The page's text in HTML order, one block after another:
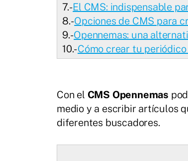
7.-El CMS: indispensable
8.-Opciones de CMS para
9.-Opennemas: una
10.-Cómo crear tu
Con el CMS Opennemas
medio y a escribir artículos
diferentes buscadores.